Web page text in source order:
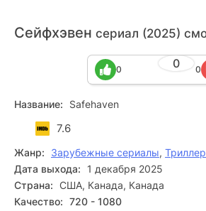
Сейфхэвен сериал (2025)
0
0 0
Название: Safehaven
7.6
Жанр: Зарубежные сериалы,
Дата выхода:
1 декабря 2025
Страна: США, Канада, Канада
Качество: 720 - 1080